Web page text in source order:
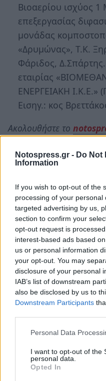
Notospress.gr - Do Not
Information
If you wish to opt-out of the
processing of your
targeted advertising by us,
section to confirm your
opt-out request is
interest-based ads based
us or personal information
your opt-out. You may
disclosure of your personal
IAB’s list of downstream
also be disclosed by us to
Downstream Participants
Personal Data
I want to opt-out of the
personal data.
Opted In
Βιοαερίου ισχύος
επεξεργασίας
μονάδας
«Δρυμώνας», Τ.Κ.
Φάριδος,
εταιρίας
ΕΝΕΡΓΕΙΑΚΗ Ι.Κ.Ε.»
Εισηγ.: κος
Ακολουθήστε το
ΔΗΜΟΤΙΚΟ ΣΥΜΒΟΥΛΙΟ